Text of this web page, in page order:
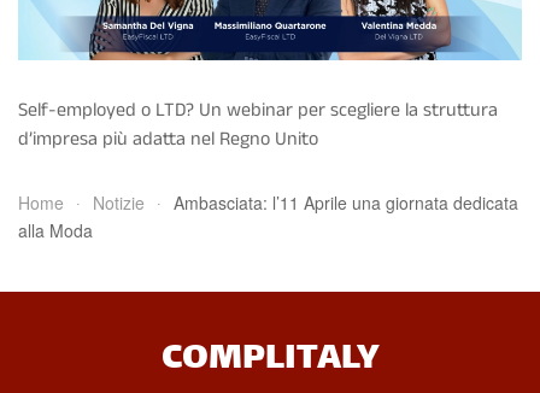
Self-employed o LTD? Un webinar per scegliere la struttura
d’impresa più adatta nel Regno Unito
Home Notizie
Ambasciata: l’11 Aprile una giornata dedicata
alla Moda
COMPLITALY